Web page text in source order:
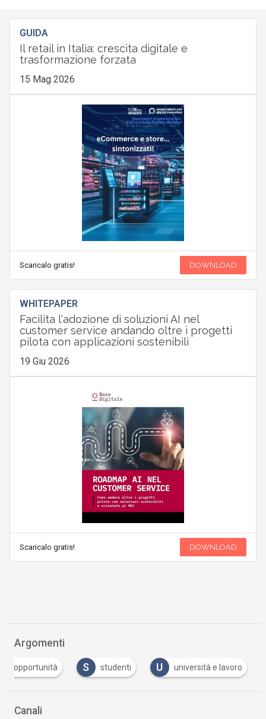
GUIDA
Il retail in Italia: crescita digitale e
trasformazione forzata
15 Mag 2026
Scaricalo gratis! DOWNLOAD
WHITEPAPER
Facilita l'adozione di soluzioni AI nel
customer service andando oltre i progetti
pilota con applicazioni sostenibili
19 Giu 2026
Scaricalo gratis! DOWNLOAD
Argomenti
opportunità S studenti U università e lavoro
Canali